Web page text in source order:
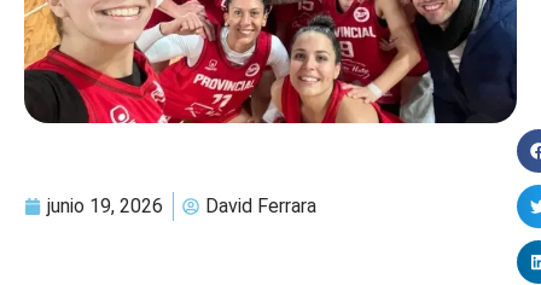
junio 19, 2026 David Ferrara